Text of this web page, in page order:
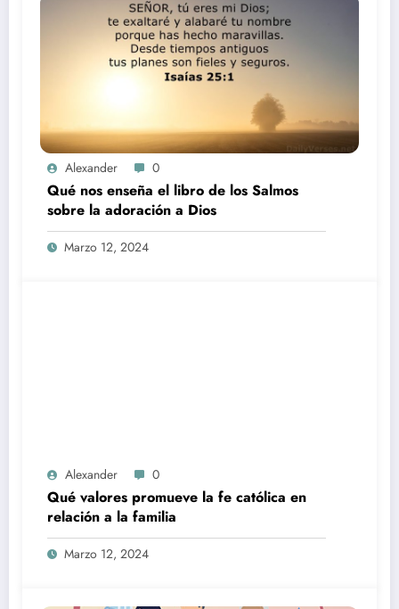
Alexander 0
Qué nos enseña el libro de los Salmos
sobre la adoración a Dios
Marzo 12, 2024
Alexander 0
Qué valores promueve la fe católica en
relación a la familia
Marzo 12, 2024